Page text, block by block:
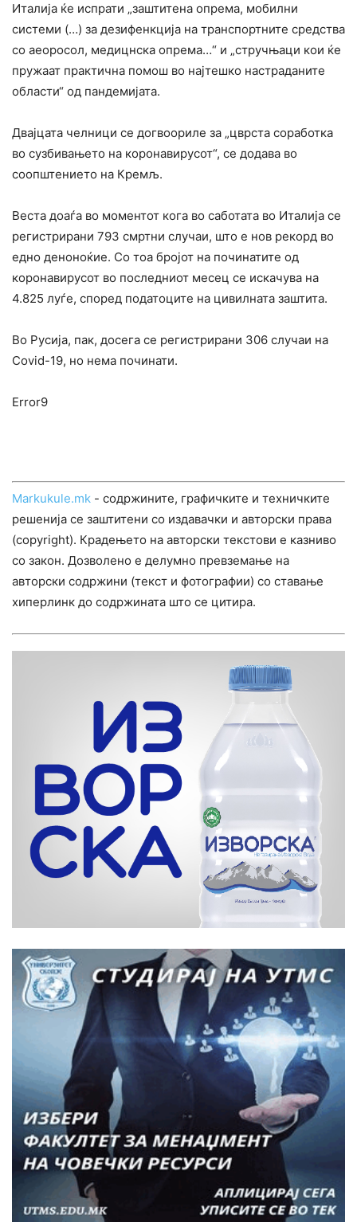
Италија ќе испрати „заштитена опрема, мобилни
системи (…) за дезифенкција на транспортните средства
со аеоросол, медицнска опрема…“ и „стручњаци кои ќе
пружаат практична помош во најтешко настраданите
области“ од пандемијата.
Двајцата челници се догвоориле за „цврста соработка
во сузбивањето на коронавирусот“, се додава во
соопштението на Кремљ.
Веста доаѓа во моментот кога во саботата во Италија се
регистрирани 793 смртни случаи, што е нов рекорд во
едно деноноќие. Со тоа бројот на починатите од
коронавирусот во последниот месец се искачува на
4.825 луѓе, според податоците на цивилната заштита.
Во Русија, пак, досега се регистрирани 306 случаи на
Covid-19, но нема починати.
Error9
Markukule.mk - содржините, графичките и техничките
решенија се заштитени со издавачки и авторски права
(copyright). Крадењето на авторски текстови е казниво
со закон. Дозволено е делумно превземање на
авторски содржини (текст и фотографии) со ставање
хиперлинк до содржината што се цитира.